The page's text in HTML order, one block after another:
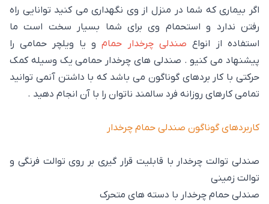
اگر بیماری که شما در منزل از وی نگهداری می کنید توانایی راه
رفتن ندارد و استحمام وی برای شما بسیار سخت است ما
استفاده از انواع صندلی چرخدار حمام و یا ویلچر حمامی را
پیشنهاد می کنیو . صندلی های چرخدار حمامی یک وسیله کمک
حرکتی با کار بردهای گوناگون می باشد که با داشتن آنمی توانید
تمامی کارهای روزانه فرد سالمند ناتوان را با آن انجام دهید .
کاربردهای گوناگون صندلی حمام چرخدار
صندلی توالت چرخدار با قابلیت قرار گیری بر روی توالت فرنگی و
توالت زمینی
صندلی حمام چرخدار با دسته های متحرک